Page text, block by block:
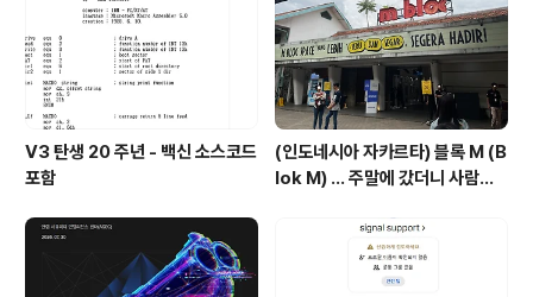
V3 탄생 20 주년 - 백신 소스코드
포함
(인도네시아 자카르타) 블록 M (B
lok M) ... 주말에 갔더니 사람이